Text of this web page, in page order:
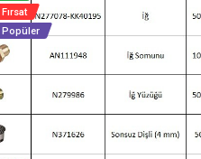
Fırsat
Popüler